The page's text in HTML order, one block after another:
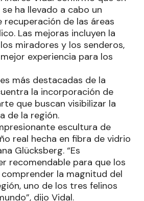
ha llevado a cabo un
de las áreas
Las mejoras incluyen la
miradores y los senderos,
experiencia para los
más destacadas de la
la incorporación de
que buscan visibilizar la
de la región.
escultura de
real hecha en fibra de vidrio
Glücksberg. “Es
recomendable para que los
la magnitud del
uno de los tres felinos
dijo Vidal.